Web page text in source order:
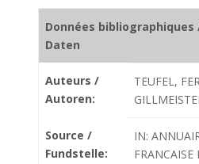
Données
Daten
Auteurs /
Autoren:
TEUFEL,
Source /
Fundstelle:
IN:
FRANCAISE